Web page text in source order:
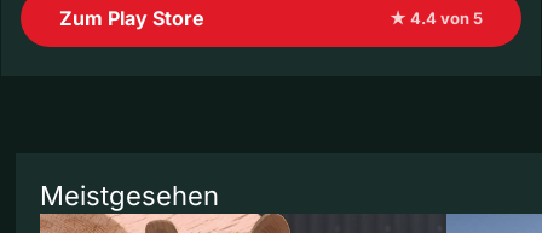
Zum Play Store ★ 4.4 von 5
Meistgesehen